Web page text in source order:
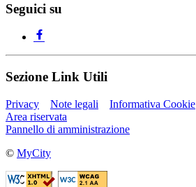
Seguici su
Sezione Link Utili
Privacy Note legali
Informativa Cookie
Area riservata
Pannello di amministrazione
© MyCity